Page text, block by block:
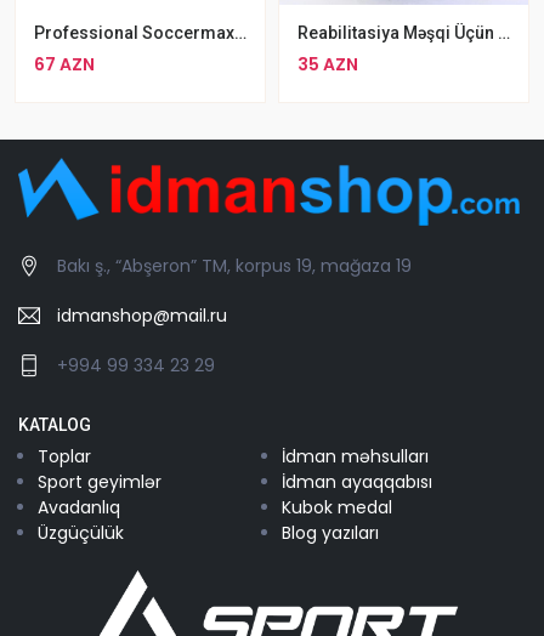
Professional Soccermax Futbol Topu
67 AZN
Reabilitasiya Məşqi Üçün 1Kq Fitness Topu Pilates Topu Qol Məşqi Üçün Məşq Topu
35 AZN
Bakı ş., “Abşeron” TM, korpus 19, mağaza 19
idmanshop@mail.ru
+994 99 334 23 29
KATALOG
Toplar
İdman məhsulları
Sport geyimlər
İdman ayaqqabısı
Avadanlıq
Kubok medal
Üzgüçülük
Blog yazıları